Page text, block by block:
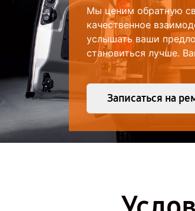
Мы ценим обратную
качественное
услышать ваши
становиться лучше.
Записаться на